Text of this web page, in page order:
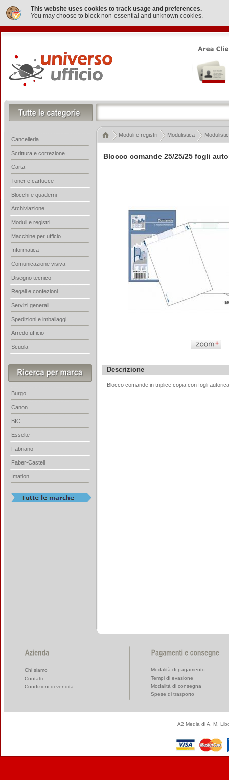
This website uses cookies to track usage and preferences.
You may choose to block non-essential and unknown cookies.
Blocco comande 25/25/25 fogli
Descrizione
Blocco comande in triplice copia con fogli
Moduli e registri Modulistica
Cancelleria
Scrittura e correzione
Carta
Toner e cartucce
Blocchi e quaderni
Archiviazione
Moduli e registri
Macchine per ufficio
Informatica
Comunicazione visiva
Disegno tecnico
Regali e confezioni
Servizi generali
Spedizioni e imballaggi
Arredo ufficio
Scuola
Burgo
Canon
BIC
Esselte
Fabriano
Faber-Castell
Imation
Chi siamo
Contatti
Condizioni di vendita
Modalità di pagamento
Tempi di evasione
Modalità di consegna
Spese di trasporto
A2 Media di A. M.